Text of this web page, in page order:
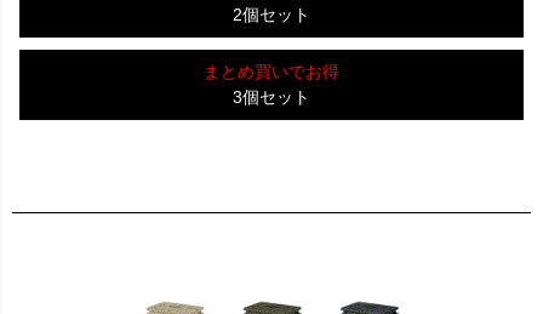
2個セット
まとめ買いでお得
3個セット